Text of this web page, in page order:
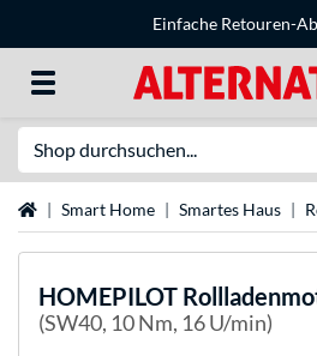
Einfache Retouren-
StartseiteSmart Home Smartes Haus
HOMEPILOT
(SW40, 10 Nm, 16 U/min)